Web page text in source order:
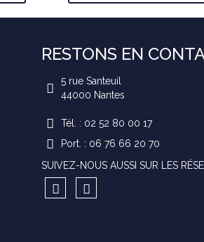
RESTONS EN
5 rue Santeuil
44000 Nantes
Tél. : 02 52 80 00 17
Port. : 06 76 66 20 70
SUIVEZ-NOUS AUSSI SUR LES